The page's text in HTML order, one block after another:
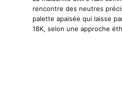
rencontre des neutres
palette apaisée qui laisse
18K, selon une approche